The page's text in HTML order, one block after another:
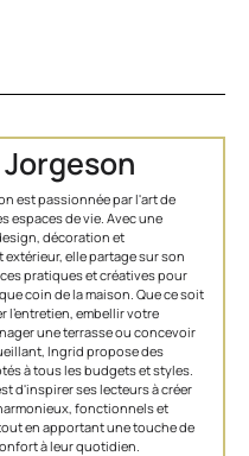
est passionnée par l'art de
espaces de vie. Avec une
décoration et
extérieur, elle partage sur son
pratiques et créatives pour
coin de la maison. Que ce soit
l’entretien, embellir votre
une terrasse ou concevoir
Ingrid propose des
à tous les budgets et styles.
d'inspirer ses lecteurs à créer
fonctionnels et
en apportant une touche de
à leur quotidien.